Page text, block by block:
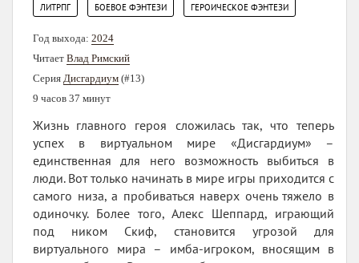
ЛИТРПГ БОЕВОЕ ФЭНТЕЗИ ГЕРОИЧЕСКОЕ ФЭНТЕЗИ
Год выхода: 2024
Читает Влад Римский
Серия Дисгардиум (#13)
9 часов 37 минут
Жизнь главного героя сложилась так, что теперь
успех в виртуальном мире «Дисгардиум» –
единственная для него возможность выбиться в
люди. Вот только начинать в мире игры приходится с
самого низа, а пробиваться наверх очень тяжело в
одиночку. Более того, Алекс Шеппард, играющий
под ником Скиф, становится угрозой для
виртуального мира – имба-игроком, вносящим в